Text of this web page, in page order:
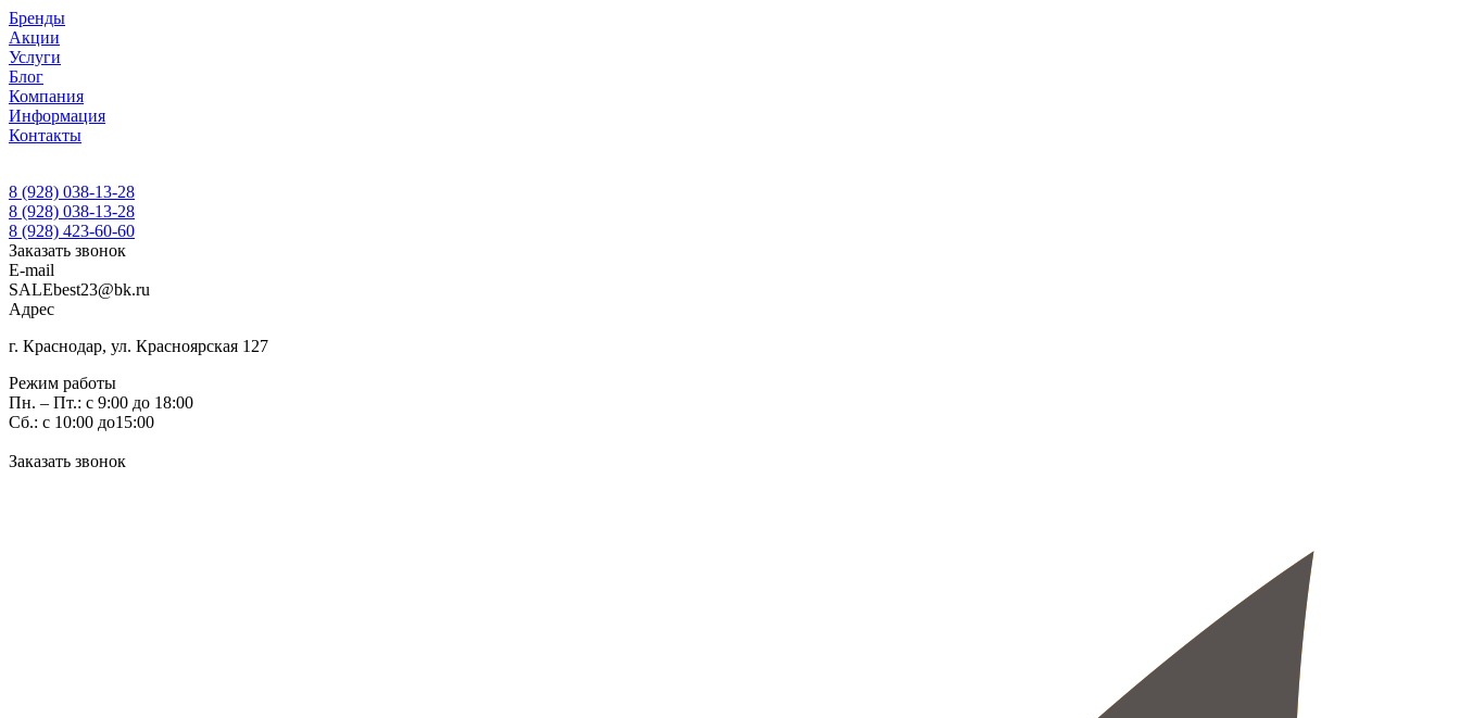
Бренды
Акции
Услуги
Блог
Компания
Информация
Контакты
8 (928) 038-13-28
8 (928) 038-13-28
8 (928) 423-60-60
Заказать звонок
E-mail
SALEbest23@bk.ru
Адрес
г. Краснодар, ул. Красноярская 127
Режим работы
Пн. – Пт.: с 9:00 до 18:00
Сб.: с 10:00 до15:00
Заказать звонок